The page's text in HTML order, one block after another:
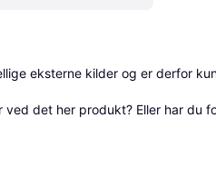
eksterne kilder og er derfor
det her produkt? Eller har du